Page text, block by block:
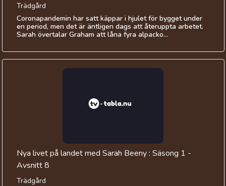
Trädgård
Coronapandemin har satt käppar i hjulet för bygget under
en period, men det är äntligen dags att återuppta arbetet.
Sarah övertalar Graham att låna fyra alpacko...
Nya livet på landet med Sarah Beeny : Säsong 1 -
Avsnitt 8
Trädgård